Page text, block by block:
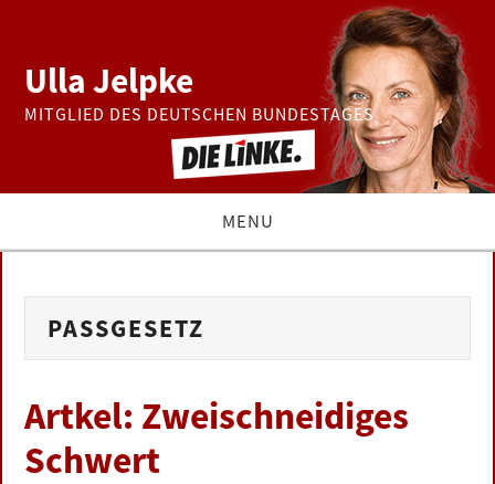
Ulla Jelpke
MITGLIED DES DEUTSCHEN BUNDESTAGES
MENU
BUNDESTAG
ZUR PERSON
PASSGESETZ
Artkel: Zweischneidiges
Schwert